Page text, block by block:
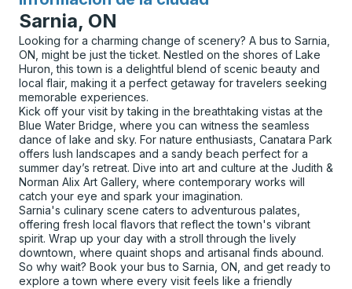
Sarnia, ON
Looking for a charming change of scenery? A bus to Sarnia,
ON, might be just the ticket. Nestled on the shores of Lake
Huron, this town is a delightful blend of scenic beauty and
local flair, making it a perfect getaway for travelers seeking
memorable experiences.
Kick off your visit by taking in the breathtaking vistas at the
Blue Water Bridge, where you can witness the seamless
dance of lake and sky. For nature enthusiasts, Canatara Park
offers lush landscapes and a sandy beach perfect for a
summer day’s retreat. Dive into art and culture at the Judith &
Norman Alix Art Gallery, where contemporary works will
catch your eye and spark your imagination.
Sarnia's culinary scene caters to adventurous palates,
offering fresh local flavors that reflect the town's vibrant
spirit. Wrap up your day with a stroll through the lively
downtown, where quaint shops and artisanal finds abound.
So why wait? Book your bus to Sarnia, ON, and get ready to
explore a town where every visit feels like a friendly